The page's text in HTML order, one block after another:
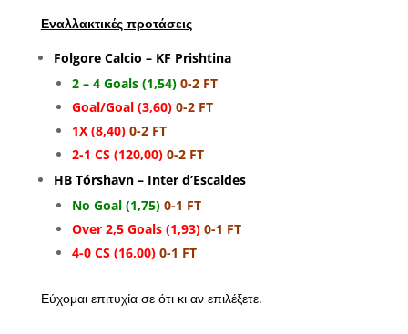
Εναλλακτικές προτάσεις
Folgore Calcio – KF Prishtina
2 – 4 Goals (1,54)0-2 FT
Goal/Goal (3,60)0-2 FT
1X (8,40)0-2 FT
2-1 CS (120,00)0-2 FT
HB Tórshavn – Inter d’Escaldes
No Goal (1,75)0-1 FT
Over 2,5 Goals (1,93)0-1 FT
4-0 CS (16,00)0-1 FT
Εύχομαι επιτυχία σε ότι κι αν επιλέξετε.